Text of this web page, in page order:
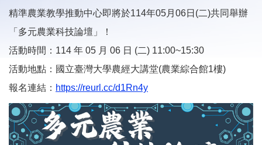
精準農業教學推動中心即將於114年05月06日(二)共同舉辦
「多元農業科技論壇」！
活動時間：114 年 05 月 06 日 (二) 11:00~15:30
活動地點：國立臺灣大學農經大講堂(農業綜合館1樓)
報名連結： https://reurl.cc/d1Rn4y